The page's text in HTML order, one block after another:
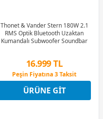
Thonet & Vander Stern 180W 2.1
RMS Optik Bluetooth Uzaktan
Kumandalı Subwoofer Soundbar
16.999 TL
Peşin Fiyatına 3 Taksit
4 Ay x 4.721 TL taksitle
Peşin Fiyatına 3 Taksit
ÜRÜNE GIT